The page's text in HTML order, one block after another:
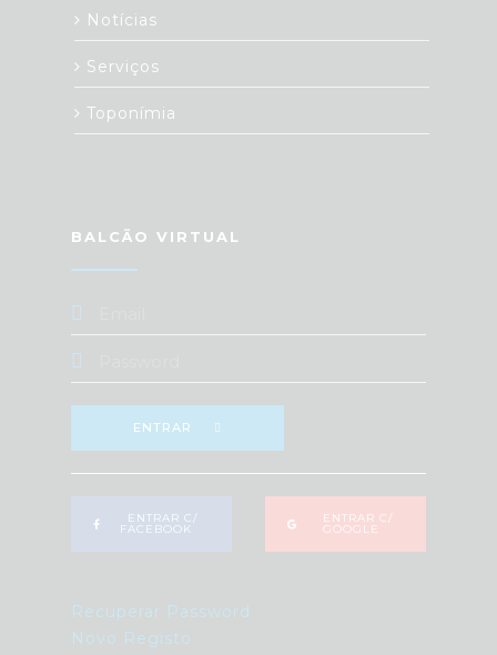
Notícias
Serviços
Toponímia
BALCÃO VIRTUAL
ENTRAR
ENTRAR C/
FACEBOOK
ENTRAR C/
GOOGLE
Recuperar Password
Novo Registo